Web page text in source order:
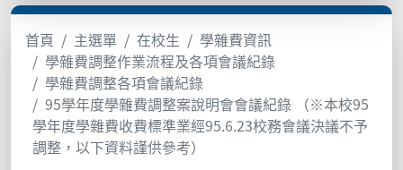
首頁 主選單 在校生
學雜費資訊
學雜費調整作業流程及各項會議紀錄
學雜費調整各項會議紀錄
95學年度學雜費調整案說明會會議紀錄 （※本校95
學年度學雜費收費標準業經95.6.23校務會議決議不予
調整，以下資料謹供參考）